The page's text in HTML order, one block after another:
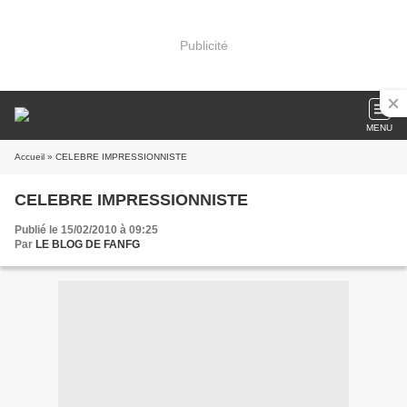
Publicité
MENU
Accueil » CELEBRE IMPRESSIONNISTE
CELEBRE IMPRESSIONNISTE
Publié le 15/02/2010 à 09:25
Par LE BLOG DE FANFG